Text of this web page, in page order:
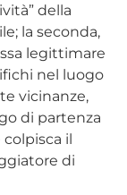
della
la seconda,
legittimare
nel luogo
vicinanze,
di partenza
il
di